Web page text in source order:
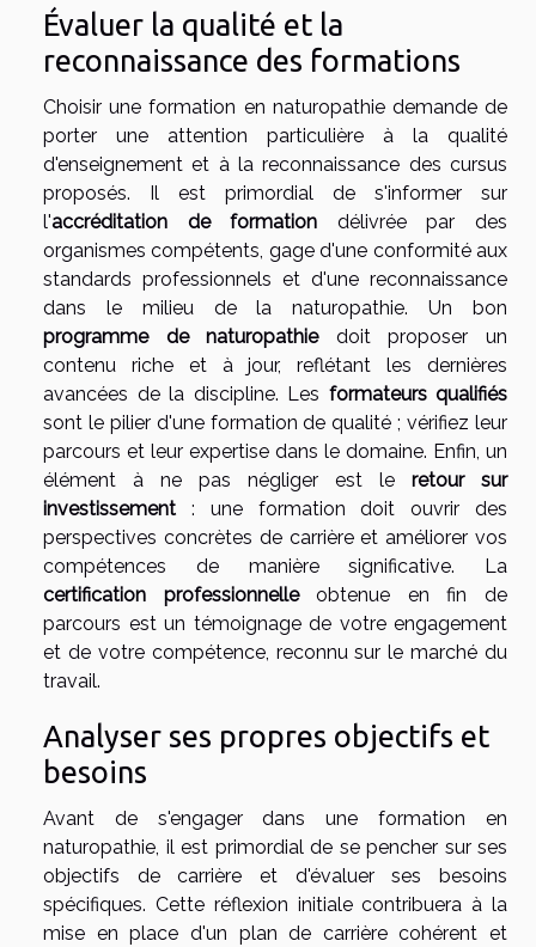
Évaluer la qualité et la
reconnaissance des formations
Choisir une formation en naturopathie demande de
porter une attention particulière à la qualité
d'enseignement et à la reconnaissance des cursus
proposés. Il est primordial de s'informer sur
l'accréditation de formation délivrée par des
organismes compétents, gage d'une conformité aux
standards professionnels et d'une reconnaissance
dans le milieu de la naturopathie. Un bon
programme de naturopathiedoit proposer un
contenu riche et à jour, reflétant les dernières
avancées de la discipline. Les formateurs qualifiés
sont le pilier d'une formation de qualité ; vérifiez leur
parcours et leur expertise dans le domaine. Enfin, un
élément à ne pas négliger est le retour sur
investissement : une formation doit ouvrir des
perspectives concrètes de carrière et améliorer vos
compétences de manière significative. La
certification professionnelleobtenue en fin de
parcours est un témoignage de votre engagement
et de votre compétence, reconnu sur le marché du
travail.
Analyser ses propres objectifs et
besoins
Avant de s'engager dans une formation en
naturopathie, il est primordial de se pencher sur ses
objectifs de carrière et d'évaluer ses besoins
spécifiques. Cette réflexion initiale contribuera à la
mise en place d'un plan de carrière cohérent et